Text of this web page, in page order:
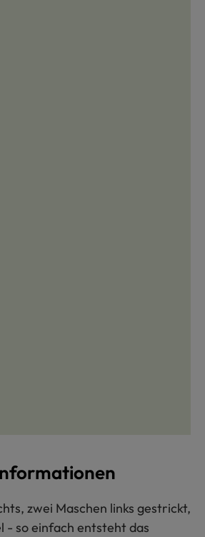
zwei Maschen links gestrickt,
- so einfach entsteht das